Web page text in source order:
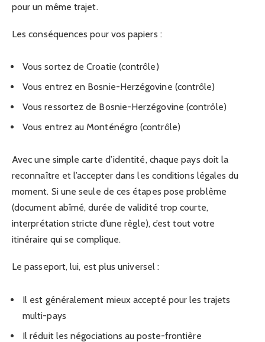
pour un même trajet.
Les conséquences pour vos papiers :
Vous sortez de Croatie (contrôle)
Vous entrez en Bosnie-Herzégovine (contrôle)
Vous ressortez de Bosnie-Herzégovine (contrôle)
Vous entrez au Monténégro (contrôle)
Avec une simple carte d’identité, chaque pays doit la
reconnaître et l’accepter dans les conditions légales du
moment. Si une seule de ces étapes pose problème
(document abîmé, durée de validité trop courte,
interprétation stricte d’une règle), c’est tout votre
itinéraire qui se complique.
Le passeport, lui, est plus universel :
Il est généralement mieux accepté pour les trajets
multi-pays
Il réduit les négociations au poste-frontière